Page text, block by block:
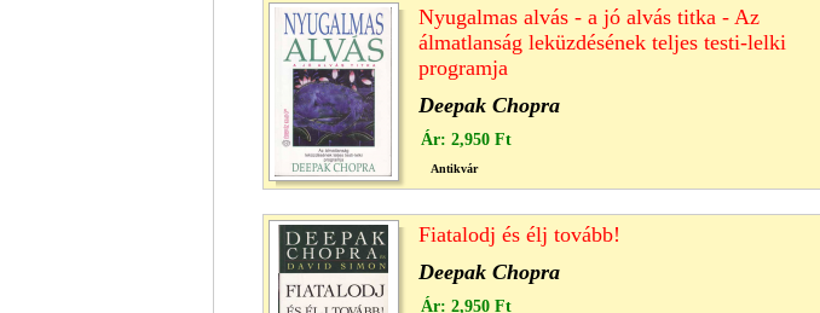
Nyugalmas alvás - a jó alvás titka - Az
álmatlanság leküzdésének teljes testi-lelki
programja
Deepak Chopra
Ár: 2,950 Ft
Antikvár
Fiatalodj és élj tovább!
Deepak Chopra
Ár: 2,950 Ft